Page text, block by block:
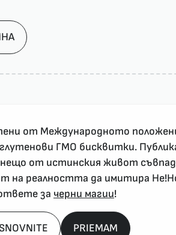
на
от Международното
ГМО бисквитки.
нещо от истинския живот
на реалността да имитира
за черни магии!
PRIEMAM